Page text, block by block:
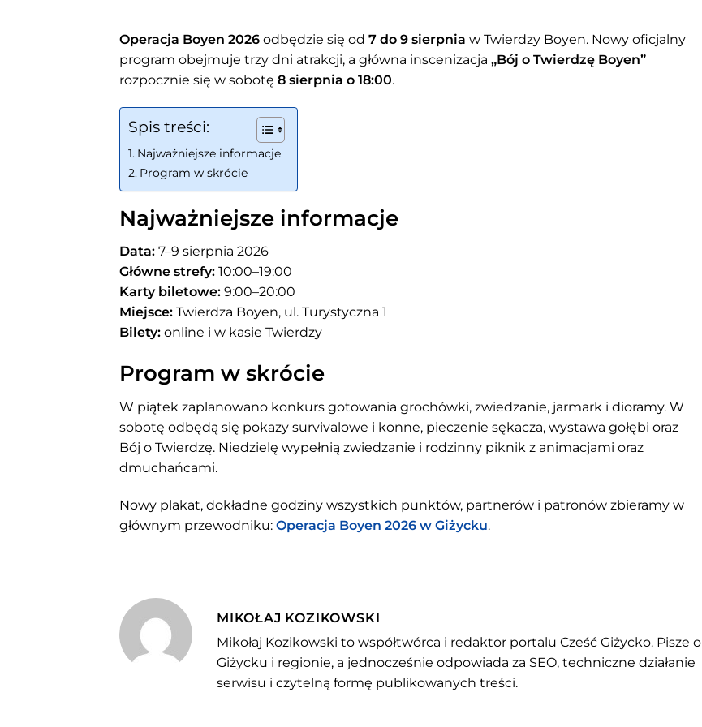
Operacja Boyen 2026 odbędzie się od 7 do 9 sierpnia w Twierdzy Boyen. Nowy oficjalny
program obejmuje trzy dni atrakcji, a główna inscenizacja „Bój o Twierdzę Boyen”
rozpocznie się w sobotę 8 sierpnia o 18:00.
Spis treści:
Najważniejsze informacje
Program w skrócie
Najważniejsze informacje
Data: 7–9 sierpnia 2026
Główne strefy: 10:00–19:00
Karty biletowe: 9:00–20:00
Miejsce: Twierdza Boyen, ul. Turystyczna 1
Bilety: online i w kasie Twierdzy
Program w skrócie
W piątek zaplanowano konkurs gotowania grochówki, zwiedzanie, jarmark i dioramy. W
sobotę odbędą się pokazy survivalowe i konne, pieczenie sękacza, wystawa gołębi oraz
Bój o Twierdzę. Niedzielę wypełnią zwiedzanie i rodzinny piknik z animacjami oraz
dmuchańcami.
Nowy plakat, dokładne godziny wszystkich punktów, partnerów i patronów zbieramy w
głównym przewodniku: Operacja Boyen 2026 w Giżycku.
MIKOŁAJ KOZIKOWSKI
Mikołaj Kozikowski to współtwórca i redaktor portalu Cześć Giżycko. Pisze o
Giżycku i regionie, a jednocześnie odpowiada za SEO, techniczne działanie
serwisu i czytelną formę publikowanych treści.